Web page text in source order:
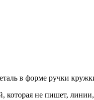
в форме ручки
не пишет,